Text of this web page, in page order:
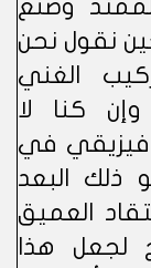
وصنع
نقول نحن
الغني
وإن كنا لا
في
ذلك البعد
العميق
لجعل هذا